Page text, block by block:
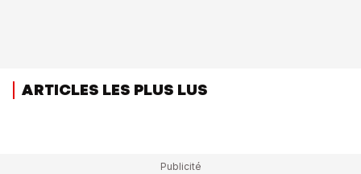
ARTICLES LES PLUS LUS